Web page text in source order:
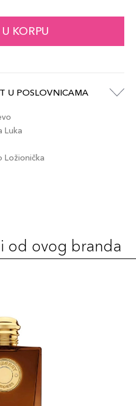
KORPU
U POSLOVNICAMA
Luka
Ložionička
od ovog branda